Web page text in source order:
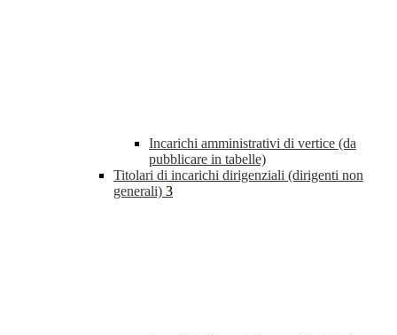
Incarichi amministrativi di vertice (da
pubblicare in tabelle)
Titolari di incarichi dirigenziali (dirigenti non
generali) 3